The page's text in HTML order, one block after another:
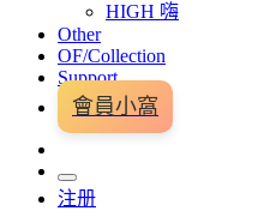
HIGH 嗨
Other
OF/Collection
Support
會員小窩
注册